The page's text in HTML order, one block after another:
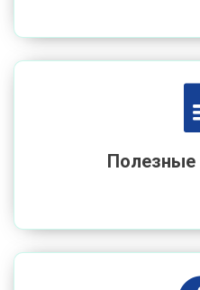
Полезные